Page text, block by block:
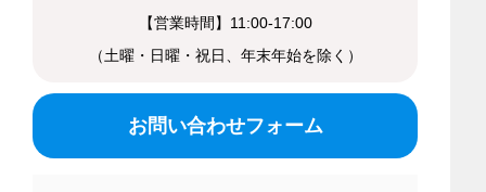
【営業時間】11:00-17:00
（土曜・日曜・祝日、年末年始を除く）
お問い合わせフォーム